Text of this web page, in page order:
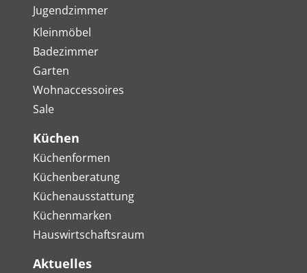
Jugendzimmer
Kleinmöbel
Badezimmer
Garten
Wohnaccessoires
Sale
Küchen
Küchenformen
Küchenberatung
Küchenausstattung
Küchenmarken
Hauswirtschaftsraum
Aktuelles